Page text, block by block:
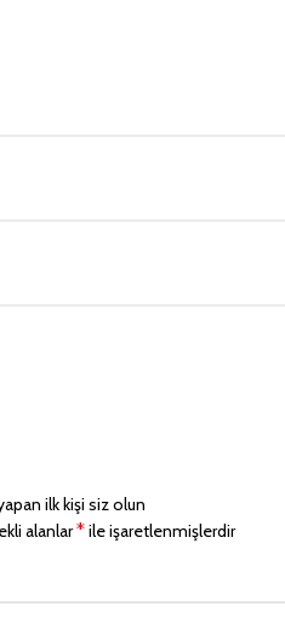
ilk kişi siz olun
alanlar*ile işaretlenmişlerdir